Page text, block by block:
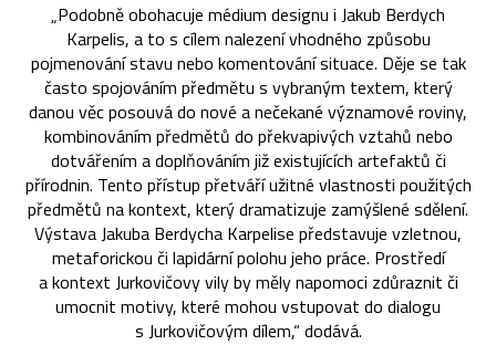
„Podobně obohacuje médium designu i Jakub Berdych
Karpelis, a to s cílem nalezení vhodného způsobu
pojmenování stavu nebo komentování situace. Děje se tak
často spojováním předmětu s vybraným textem, který
danou věc posouvá do nové a nečekané významové roviny,
kombinováním předmětů do překvapivých vztahů nebo
dotvářením a doplňováním již existujících artefaktů či
přírodnin. Tento přístup přetváří užitné vlastnosti použitých
předmětů na kontext, který dramatizuje zamýšlené sdělení.
Výstava Jakuba Berdycha Karpelise představuje vzletnou,
metaforickou či lapidární polohu jeho práce. Prostředí
a kontext Jurkovičovy vily by měly napomoci zdůraznit či
umocnit motivy, které mohou vstupovat do dialogu
s Jurkovičovým dílem,“ dodává.